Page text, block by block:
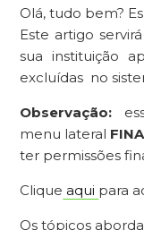
Olá, tudo bem?
Este artigo
sua instituição
excluídas no
Observação:
menu lateral
ter permissões
Clique aqui para
Os tópicos